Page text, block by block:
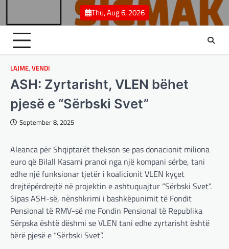
content
Thu, Aug 6, 2026
LAJME, VENDI
ASH: Zyrtarisht, VLEN bëhet
pjesë e “Sërbski Svet”
September 8, 2025
Aleanca për Shqiptarët thekson se pas donacionit miliona
euro që Bilall Kasami pranoi nga një kompani sërbe, tani
edhe një funksionar tjetër i koalicionit VLEN kyçet
drejtëpërdrejtë në projektin e ashtuquajtur “Sërbski Svet”.
Sipas ASH-së, nënshkrimi i bashkëpunimit të Fondit
Pensional të RMV-së me Fondin Pensional të Republika
Sërpska është dëshmi se VLEN tani edhe zyrtarisht është
bërë pjesë e “Sërbski Svet”.